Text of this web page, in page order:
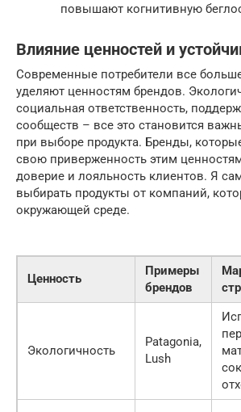
повышают когнитивную
Влияние ценностей и
Современные потребители все
уделяют ценностям брендов.
социальная ответственность,
сообществ – все это становится
при выборе продукта. Бренды,
свою приверженность этим
доверие и лояльность клиентов. Я
выбирать продукты от компаний,
окружающей среде.
Ценность
Примеры
брендов
Экологичность
Patagonia,
Lush